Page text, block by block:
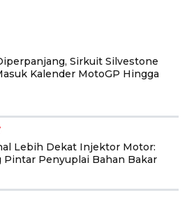
Sirkuit Silvestone
Kalender MotoGP Hingga
Lebih Dekat Injektor Motor:
Pintar Penyuplai Bahan Bakar